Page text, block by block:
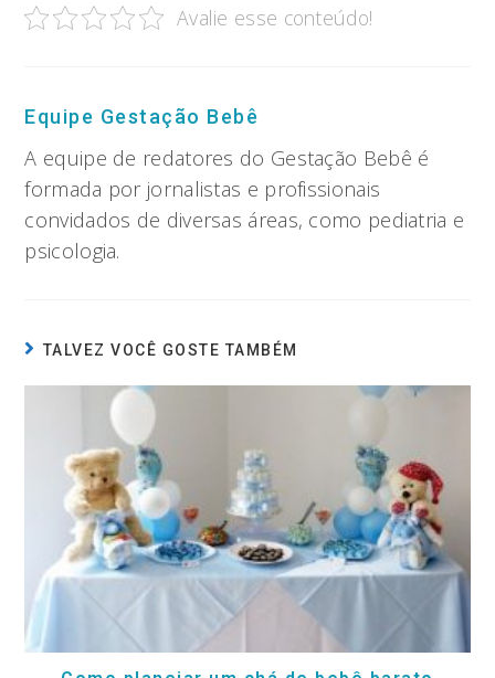
Avalie esse conteúdo!
Equipe Gestação Bebê
A equipe de redatores do Gestação Bebê é
formada por jornalistas e profissionais
convidados de diversas áreas, como pediatria e
psicologia.
TALVEZ VOCÊ GOSTE TAMBÉM